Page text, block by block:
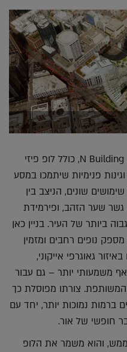
המגה-פרויקט שלנו בסן פרנסיסקו, N Building, כולל לופ פיזי
פנימיות שיתמכו במסע
שונים, הניצב בין
גשר שער הזהב, ופירמידת
ביותר של העיר. בניין כאן
נופים רחבים ומזמין
גאוגרפי אייקוני,
משמעותי יותר – גם עבור
המשותפת. צורתו מפוסלת כך
ברמות נמוכות יותר, יחד עם
חופשי של אור.
ממש, והוא משמר את הלופ